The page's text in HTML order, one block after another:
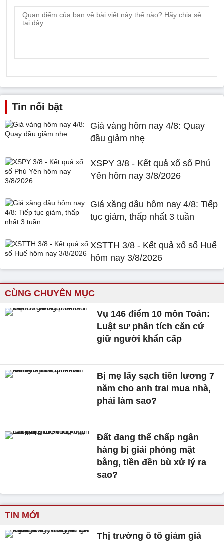
Tin nổi bật
Giá vàng hôm nay 4/8: Quay
đầu giảm nhẹ
XSPY 3/8 - Kết quả xổ số Phú
Yên hôm nay 3/8/2026
Giá xăng dầu hôm nay 4/8: Tiếp
tục giảm, thấp nhất 3 tuần
XSTTH 3/8 - Kết quả xổ số Huế
hôm nay 3/8/2026
CÙNG CHUYÊN MỤC
Vụ 146 điểm 10 môn Toán:
Luật sư phân tích căn cứ
giữ người khẩn cấp
Bị mẹ lấy sạch tiền lương 7
năm cho anh trai mua nhà,
phải làm sao?
Đất đang thế chấp ngân
hàng bị giải phóng mặt
bằng, tiền đền bù xử lý ra
sao?
TIN MỚI
Thị trường ô tô giảm giá